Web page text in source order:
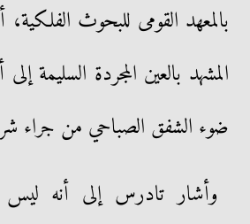
بالمعهد القومى للبحوث
المشهد بالعين المجردة السليمة
ضوء الشفق الصباحي من جراء
وأشار تادرس إلى أنه